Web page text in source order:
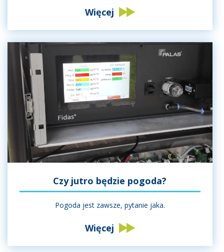
Więcej
Czy jutro będzie pogoda?
Pogoda jest zawsze, pytanie jaka.
Więcej